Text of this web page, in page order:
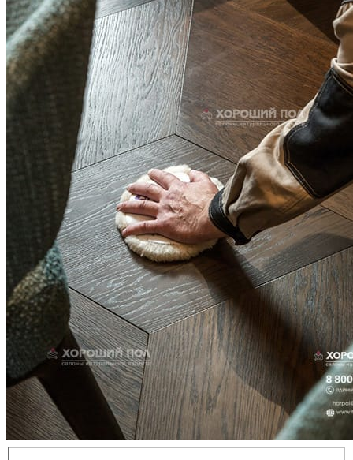
1 500 ₽
Блог
Интересные статьи о паркете Coswick
ВИДЕО-ИНСТРУКЦИЯ: Реставрация царапин. Полы,
покрытые маслом и твердым воском. Системы для локального
ремонта и восстановления
Читать полностью
ПОЛЫ, ПОКРЫТЫЕ МАСЛОМ. РЕСТАВРАЦИЯ
НЕБОЛЬШИХ ПОТЕРТОСТЕЙ
Читать полностью
12.01.2026
РЕСТАВРАЦИЯ НЕБОЛЬШИХ ВМЯТИН НА ПАРКЕТЕ.
ПОЛЫ, ПОКРЫТЫЕ МАСЛОМ И ТВЕРДЫМ ВОСКОМ
Читать полностью
12.01.2026
Все новости о Coswick
Паркет елка COSWICK Английская елка (90°) Дуб Песочный
(Sandy) Дизайнерские решения (Designer Solution collection)
Масло шелковое ультраматовое Таверн Штучный паркет 1151-
4823-20